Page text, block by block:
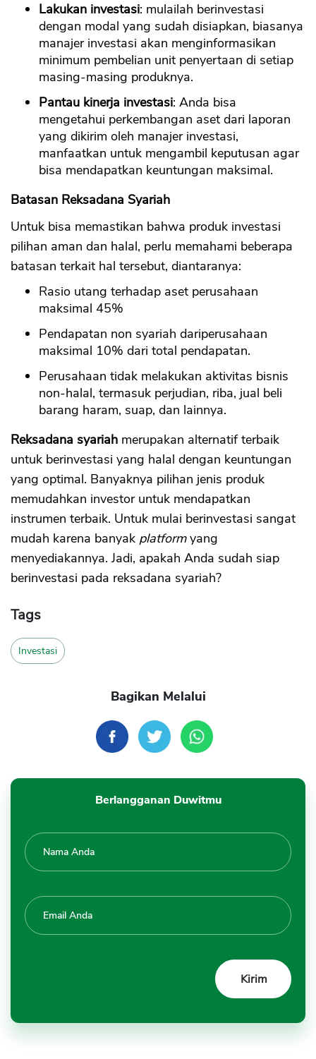
Lakukan investasi: mulailah berinvestasi
dengan modal yang sudah disiapkan, biasanya
manajer investasi akan menginformasikan
minimum pembelian unit penyertaan di setiap
masing-masing produknya.
Pantau kinerja investasi: Anda bisa
mengetahui perkembangan aset dari laporan
yang dikirim oleh manajer investasi,
manfaatkan untuk mengambil keputusan agar
bisa mendapatkan keuntungan maksimal.
Batasan Reksadana Syariah
Untuk bisa memastikan bahwa produk investasi
pilihan aman dan halal, perlu memahami beberapa
batasan terkait hal tersebut, diantaranya:
Rasio utang terhadap aset perusahaan
maksimal 45%
Pendapatan non syariah dariperusahaan
maksimal 10% dari total pendapatan.
Perusahaan tidak melakukan aktivitas bisnis
non-halal, termasuk perjudian, riba, jual beli
barang haram, suap, dan lainnya.
Reksadana syariah merupakan alternatif terbaik
untuk berinvestasi yang halal dengan keuntungan
yang optimal. Banyaknya pilihan jenis produk
memudahkan investor untuk mendapatkan
instrumen terbaik. Untuk mulai berinvestasi sangat
mudah karena banyak platformyang
menyediakannya. Jadi, apakah Anda sudah siap
berinvestasi pada reksadana syariah?
Tags
Investasi
Bagikan Melalui
Berlangganan Duwitmu